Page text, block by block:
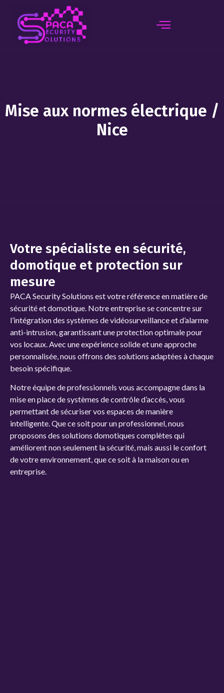
principal
Mise aux normes électrique /
Nice
Votre spécialiste en sécurité,
domotique et protection sur
mesure
PACA Security Solutions est votre référence en matière de
sécurité et domotique. Notre entreprise se concentre sur
l’intégration des systèmes de vidéosurveillance et d’alarme
anti-intrusion, garantissant une protection optimale pour
vos locaux. Avec une expérience solide et une approche
personnalisée, nous offrons des solutions adaptées à chaque
besoin spécifique.
Notre équipe de professionnels vous accompagne dans la
mise en place de systèmes de contrôle d’accès, vous
permettant de sécuriser vos espaces de manière
intelligente. Que ce soit pour un professionnel, nous
proposons des solutions domotiques complètes qui
améliorent non seulement la sécurité, mais aussi le confort
de votre environnement, que ce soit à la maison ou en
entreprise.